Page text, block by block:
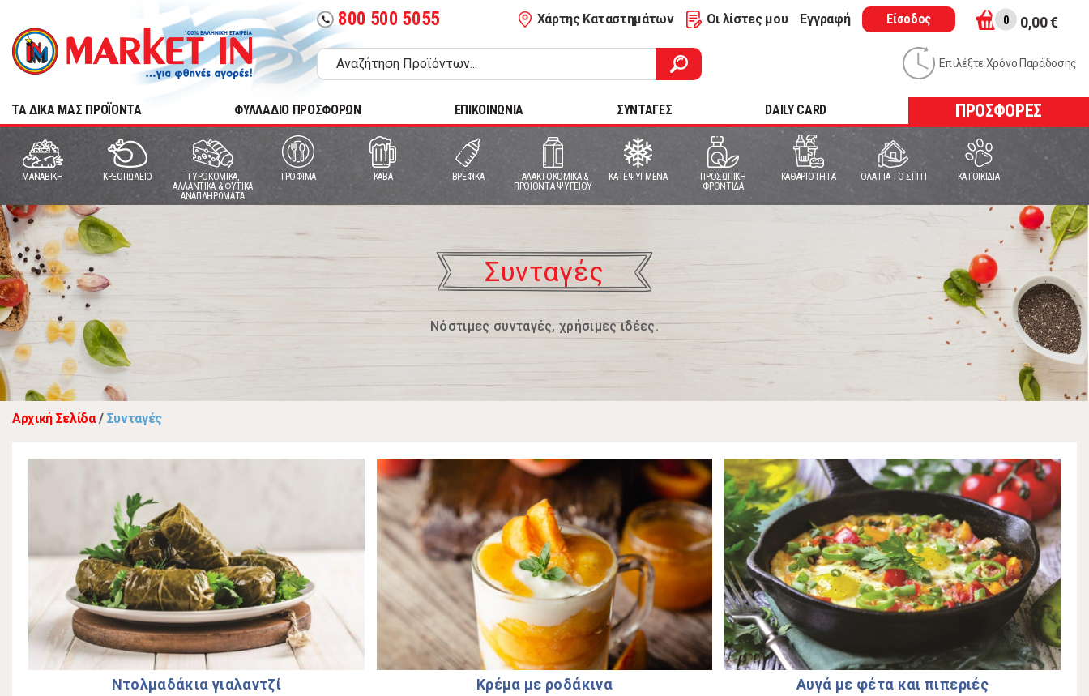
call 800 500 5055 Χάρτης Καταστημάτων Οι λίστες μου Εγγραφή Είσοδος 0 0,00 €
Επιλέξτε Χρόνο Παράδοσης
TA ΔΙΚΑ ΜΑΣ ΠΡΟΪΟΝΤΑ ΦΥΛΛΑΔΙΟ ΠΡΟΣΦΟΡΩΝ ΕΠΙΚΟΙΝΩΝΙΑ ΣΥΝΤΑΓΕΣ DAILY CARD ΠΡΟΣΦΟΡΕΣ
MANABIKH ΚΡΕΟΠΩΛΕΙΟ
ΤΥΡΟΚΟΜΙΚΑ,
ΑΛΛΑΝΤΙΚΑ & ΦΥΤΙΚΑ
ΑΝΑΠΛΗΡΩΜΑΤΑ
ΤΡΟΦΙΜΑ ΚΑΒΑ ΒΡΕΦΙΚΑ
ΓΑΛΑΚΤΟΚΟΜΙΚΑ &
ΠΡΟΙΟΝΤΑ ΨΥΓΕΙΟΥ
ΚΑΤΕΨΥΓΜΕΝΑ
ΠΡΟΣΩΠΙΚΗ
ΦΡΟΝΤΙΔΑ
ΚΑΘΑΡΙΟΤΗΤΑ ΟΛΑ ΓΙΑ ΤΟ ΣΠΙΤΙ ΚΑΤΟΙΚΙΔΙΑ
Συνταγές
Νόστιμες συνταγές, χρήσιμες ιδέες.
Αρχική Σελίδα / Συνταγές
Ντολµαδάκια γιαλαντζί Κρέµα µε ροδάκινα Αυγά µε φέτα και πιπεριές